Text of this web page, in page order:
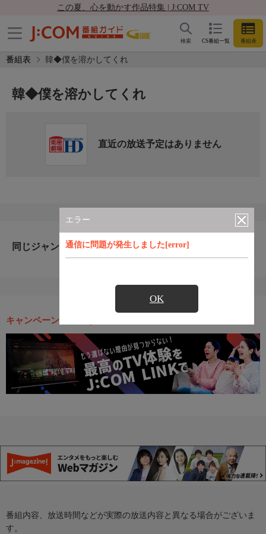
この夏、心を動かす作品特集 | J:COM TV
CS番組一覧 番組表
検索
番組表 韓◆僕を溶かしてくれ
エラー
通信に問題が発生しました[error]
OK
韓◆僕を溶かしてくれ
直近の放送予定はありません
同じジャンルのおすすめ番組
キャンペーン・お得な情報
番組内容、放送時間などが実際の放送内容と異なる場合がございま
す。